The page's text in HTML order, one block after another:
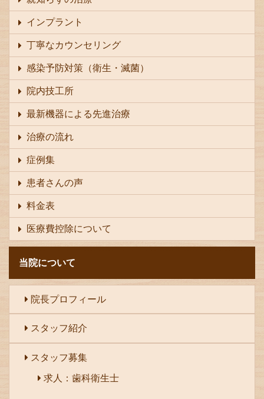
インプラント
丁寧なカウンセリング
感染予防対策（衛生・滅菌）
院内技工所
最新機器による先進治療
治療の流れ
症例集
患者さんの声
料金表
医療費控除について
当院について
院長プロフィール
スタッフ紹介
スタッフ募集
求人：歯科衛生士